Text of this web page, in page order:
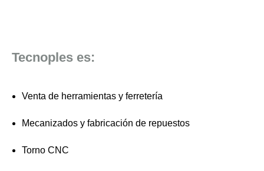
Tecnoples es:
Venta de herramientas y ferretería
Mecanizados y fabricación de repuestos
Torno CNC